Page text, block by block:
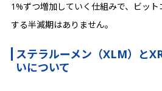
1%ずつ増加していく仕組みで、ビッ
する半減期はありません。
ステラルーメン（XLM）と
いについて